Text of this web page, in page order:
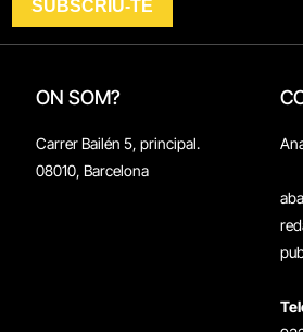
ON SOM?
Carrer Bailén 5, principal.
08010, Barcelona